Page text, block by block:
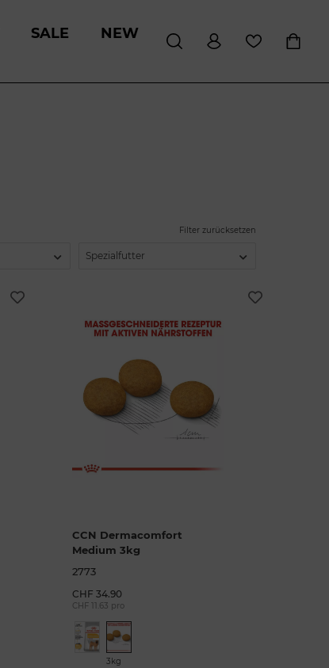
SALE NEW
Filter zurücksetzen
Spezialfutter
CCN Dermacomfort
Medium 3kg
2773
CHF 34.90
CHF 11.63 pro
3kg